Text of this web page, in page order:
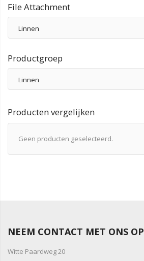
File Attachment
Linnen
Productgroep
Linnen
Producten vergelijken
Geen producten geselecteerd.
NEEM CONTACT MET ONS OP
Witte Paardweg 20